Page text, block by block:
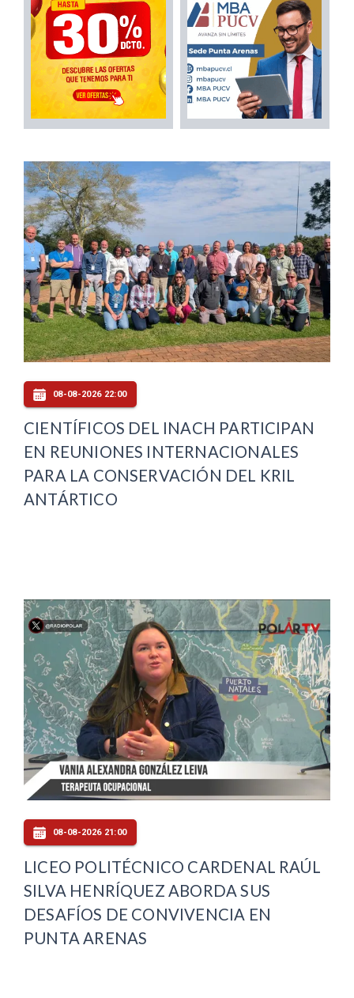
08-08-2026 22:00
CIENTÍFICOS DEL INACH PARTICIPAN
EN REUNIONES INTERNACIONALES
PARA LA CONSERVACIÓN DEL KRIL
ANTÁRTICO
08-08-2026 21:00
LICEO POLITÉCNICO CARDENAL RAÚL
SILVA HENRÍQUEZ ABORDA SUS
DESAFÍOS DE CONVIVENCIA EN
PUNTA ARENAS